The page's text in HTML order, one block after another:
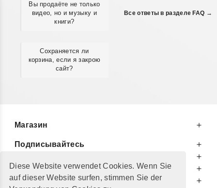
Diese Website verwendet Cookies. Wenn Sie
auf dieser Website surfen, stimmen Sie der
Вы продаёте не только
видео, но и музыку и
книги?
Сохраняется ли
корзина, если я закрою
сайт?
Все ответы в разделе FAQ →
Магазин
Подписывайтесь
Информируем Вас
Дополнительно